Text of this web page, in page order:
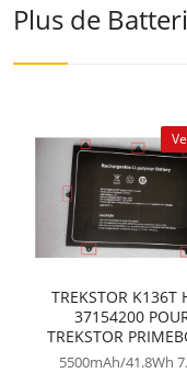
Plus de
TREKSTOR K136T
37154200
TREKSTOR
P14 P14B C13
5500mAh/41.8Wh